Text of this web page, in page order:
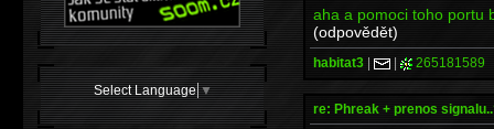
aha a pomoci toho portu
(odpovědět)
habitat3 | | 265181589
re: Phreak + prenos
Select Language ▼